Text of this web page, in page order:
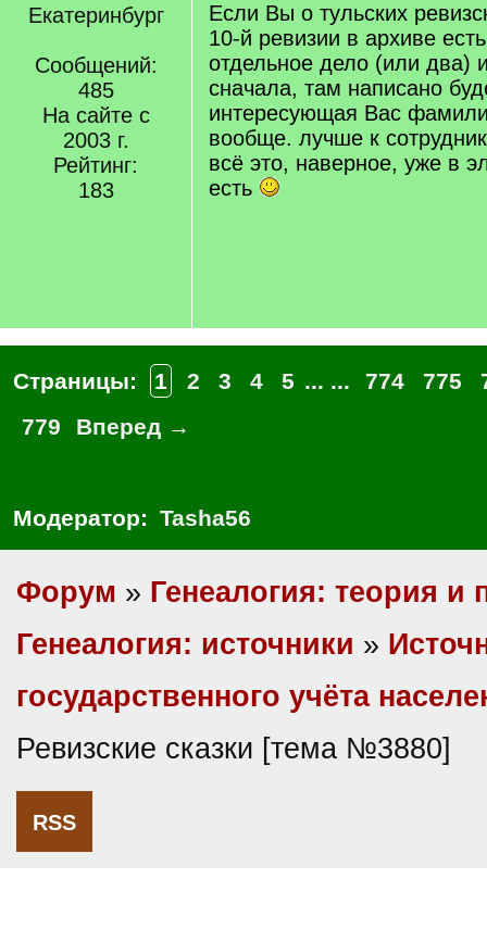
Екатеринбург
Сообщений:
485
На сайте с
2003 г.
Рейтинг:
183
Если Вы о тульских
10-й ревизии в архиве
отдельное дело (или два)
сначала, там написано
интересующая Вас
вообще. лучше к
всё это, наверное, уже в
есть
Страницы: 1 2 3 4 5 ... ... 774 775
779
Вперед →
Модератор: Tasha56
Форум » Генеалогия: теория и
Генеалогия: источники »
государственного учёта
Ревизские сказки [тема №3880]
RSS